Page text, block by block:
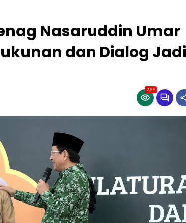
Nasaruddin Umar
dan Dialog Jadi
266